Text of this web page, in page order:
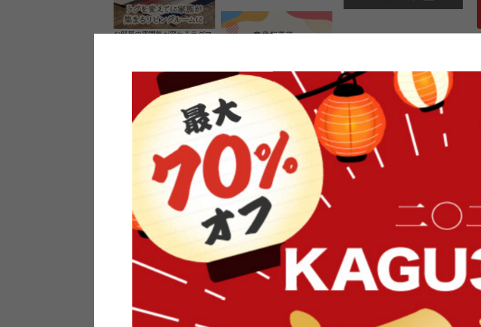
お部屋の雰囲気が変わるラグマ
素材の良さを活かしたウッドソ
ケットのペンダントライト
インフォメーション
よくあるご質問
家具のレビューを書くと10%OFFク
ーポンプレゼント
オフィスやモデルハウスなどイン